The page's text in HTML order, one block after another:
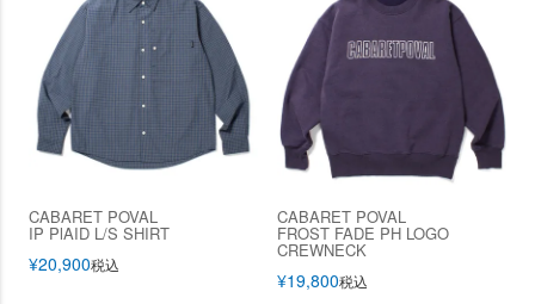
CABARET POVAL
IP PlAID L/S SHIRT
¥20,900税込
CABARET POVAL
FROST FADE PH LOGO
CREWNECK
¥19,800税込